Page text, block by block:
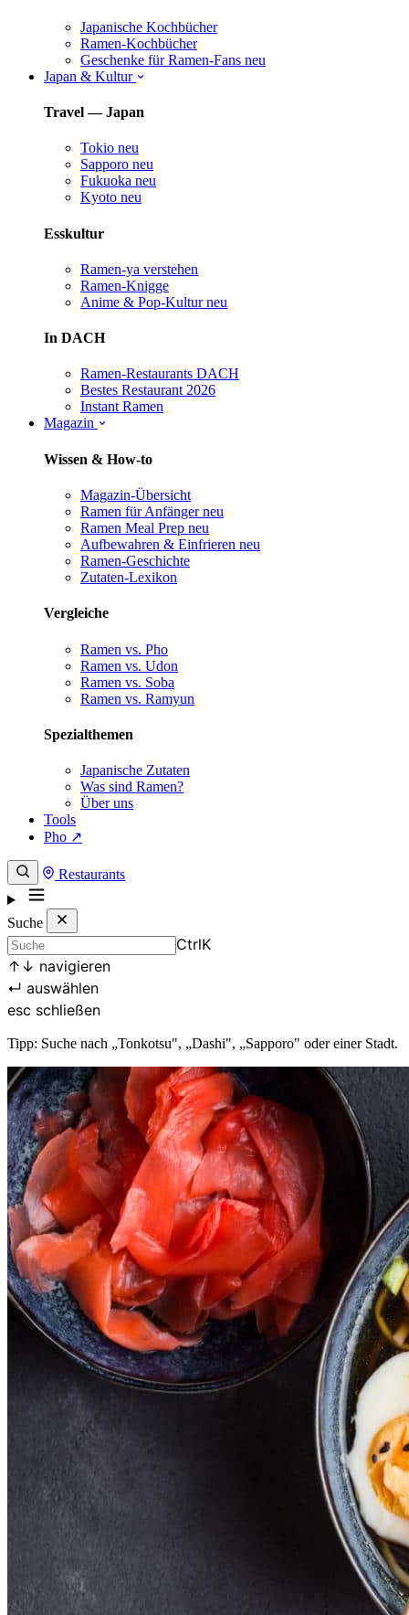
Japanische Kochbücher
Ramen-Kochbücher
Geschenke für Ramen-Fans neu
Japan & Kultur
Travel — Japan
Tokio neu
Sapporo neu
Fukuoka neu
Kyoto neu
Esskultur
Ramen-ya verstehen
Ramen-Knigge
Anime & Pop-Kultur neu
In DACH
Ramen-Restaurants DACH
Bestes Restaurant 2026
Instant Ramen
Magazin
Wissen & How-to
Magazin-Übersicht
Ramen für Anfänger neu
Ramen Meal Prep neu
Aufbewahren & Einfrieren neu
Ramen-Geschichte
Zutaten-Lexikon
Vergleiche
Ramen vs. Pho
Ramen vs. Udon
Ramen vs. Soba
Ramen vs. Ramyun
Spezialthemen
Japanische Zutaten
Was sind Ramen?
Über uns
Tools
Pho ↗
Restaurants
Suche
CtrlK
↑ ↓ navigieren
↵ auswählen
esc schließen
Tipp: Suche nach „Tonkotsu", „Dashi", „Sapporo" oder einer Stadt.